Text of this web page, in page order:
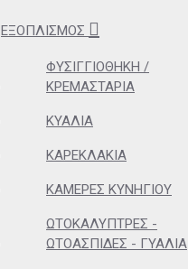
ΕΞΟΠΛΙΣΜΌΣ
ΦΥΣΙΓΓΙΟΘΉΚΗ /
ΚΡΕΜΑΣΤΆΡΙΑ
ΚΥΆΛΙΑ
ΚΑΡΕΚΛΆΚΙΑ
ΚΆΜΕΡΕΣ ΚΥΝΗΓΊΟΥ
ΩΤΟΚΑΛΎΠΤΡΕΣ -
ΩΤΟΑΣΠΊΔΕΣ - ΓΥΑΛΙΆ